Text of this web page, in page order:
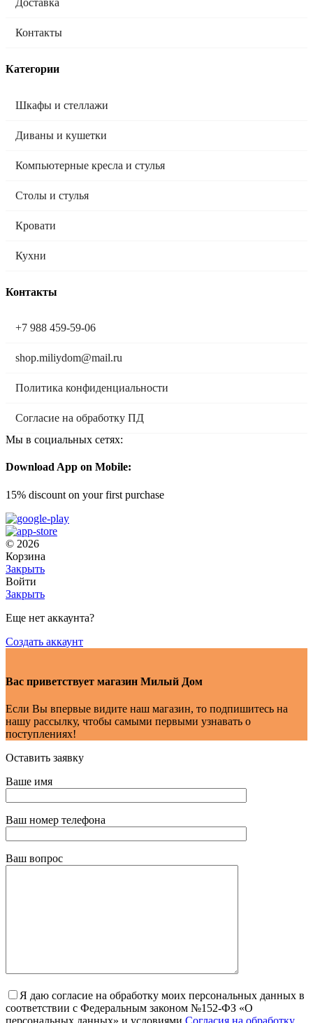
Доставка
Контакты
Категории
Шкафы и стеллажи
Диваны и кушетки
Компьютерные кресла и стулья
Столы и стулья
Кровати
Кухни
Контакты
+7 988 459-59-06
shop.miliydom@mail.ru
Политика конфиденциальности
Согласие на обработку ПД
Мы в социальных сетях:
Download App on Mobile:
15% discount on your first purchase
© 2026
Корзина
Закрыть
Войти
Закрыть
Еще нет аккаунта?
Создать аккаунт
Вас приветствует магазин Милый Дом
Если Вы впервые видите наш магазин, то подпишитесь на
нашу рассылку, чтобы самыми первыми узнавать о
поступлениях!
Оставить заявку
Ваше имя
Ваш номер телефона
Ваш вопрос
Я даю согласие на обработку моих персональных данных в
соответствии с Федеральным законом №152-ФЗ «О
персональных данных» и условиями Согласия на обработку